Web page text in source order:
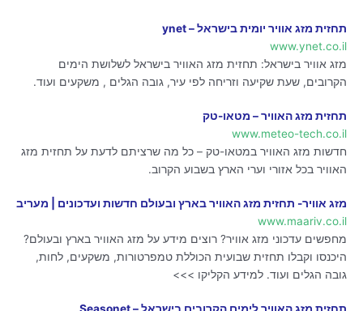
תחזית מזג אוויר יומית בישראל – ynet
www.ynet.co.il
מזג אוויר בישראל: תחזית מזג האוויר בישראל לשלושת הימים
הקרובים, שעת שקיעה וזריחה לפי עיר, גובה הגלים , משקעים ועוד.
תחזית מזג האוויר – מטאו-טק
www.meteo-tech.co.il
חדשות מזג האוויר במטאו-טק – כל מה שרציתם לדעת על תחזית מזג
האוויר בכל אזורי וערי הארץ בשבוע הקרוב.
מזג אוויר- תחזית מזג האוויר בארץ ובעולם חדשות ועדכונים | מעריב
www.maariv.co.il
מחפשים עדכוני מזג אוויר? רוצים מידע על מזג האוויר בארץ ובעולם?
היכנסו וקבלו תחזית שבועית הכוללת טמפרטורות, משקעים, לחות,
גובה הגלים ועוד. למידע הקליקו >>>
תחזית מזג האוויר לימים הקרובים בישראל – Seasonet